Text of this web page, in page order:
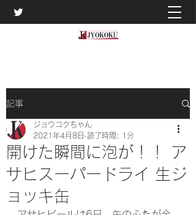
記事
開けた瞬間に泡が！！ ア
サヒスーパードライ 生ジ
ョッキ缶
ジョウコクちゃん
2021年4月8日 読了時間: 1分